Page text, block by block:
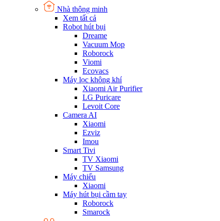
Nhà thông minh
Xem tất cả
Robot hút bụi
Dreame
Vacuum Mop
Roborock
Viomi
Ecovacs
Máy lọc không khí
Xiaomi Air Purifier
LG Puricare
Levoit Core
Camera AI
Xiaomi
Ezviz
Imou
Smart Tivi
TV Xiaomi
TV Samsung
Máy chiếu
Xiaomi
Máy hút bụi cầm tay
Roborock
Smarock